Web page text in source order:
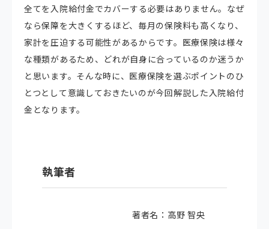
全てを入院給付金でカバーする必要はありません。なぜ
なら保障を大きくするほど、毎月の保険料も高くなり、
家計を圧迫する可能性があるからです。医療保険は様々
な種類があるため、どれが自身に合っているのか迷うか
と思います。そんな時に、医療保険を選ぶポイントのひ
とつとして意識しておきたいのが今回解説した入院給付
金となります。
執筆者
著者名：高野 智央